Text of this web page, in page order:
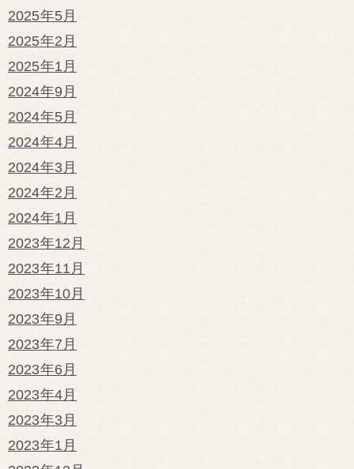
2025年5月
2025年2月
2025年1月
2024年9月
2024年5月
2024年4月
2024年3月
2024年2月
2024年1月
2023年12月
2023年11月
2023年10月
2023年9月
2023年7月
2023年6月
2023年4月
2023年3月
2023年1月